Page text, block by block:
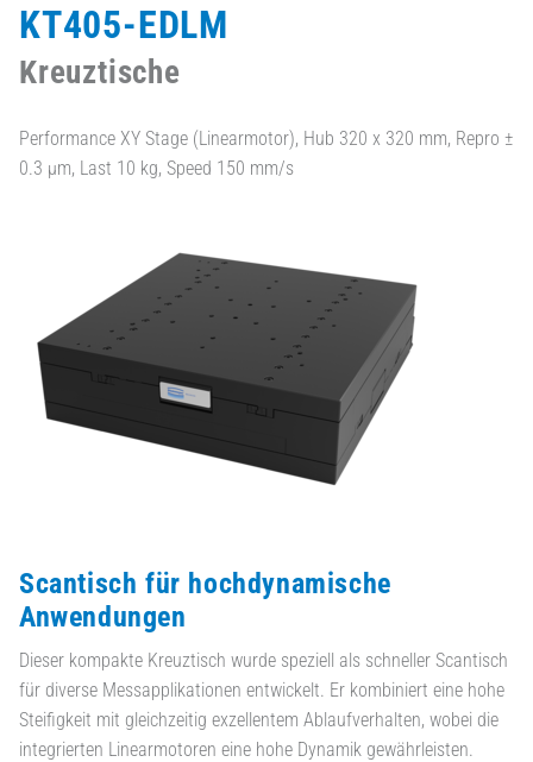
KT405-EDLM
Kreuztische
Performance XY Stage (Linearmotor), Hub 320 x 320 mm, Repro ±
0.3 µm, Last 10 kg, Speed 150 mm/s
Scantisch für hochdynamische
Anwendungen
Dieser kompakte Kreuztisch wurde speziell als schneller Scantisch
für diverse Messapplikationen entwickelt. Er kombiniert eine hohe
Steifigkeit mit gleichzeitig exzellentem Ablaufverhalten, wobei die
integrierten Linearmotoren eine hohe Dynamik gewährleisten.